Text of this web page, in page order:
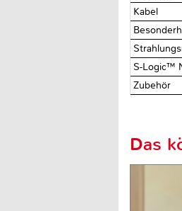
Kabel
S-Logic™
Zubehör
Das